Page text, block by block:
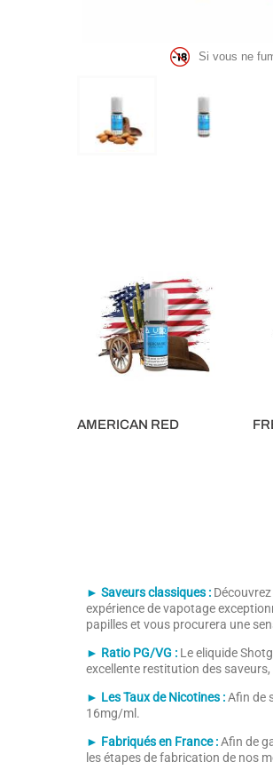
Si vous ne
AMERICAN RED
► Saveurs classiques :
expérience de vapotage
papilles et vous procurera une
► Ratio PG/VG : Le eliquide
excellente restitution des
► Les Taux de Nicotines :Afin de
16mg/ml.
► Fabriqués en France :Afin de
les étapes de fabrication de nos